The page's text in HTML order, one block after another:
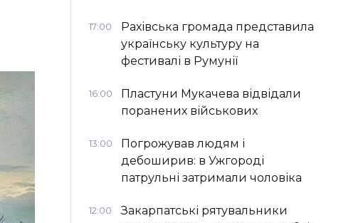
17:00
Рахівська громада представила
українську культуру на
фестивалі в Румунії
16:00
Пластуни Мукачева відвідали
поранених військових
13:00
Погрожував людям і
дебоширив: в Ужгороді
патрульні затримали чоловіка
12:00
Закарпатські рятувальники